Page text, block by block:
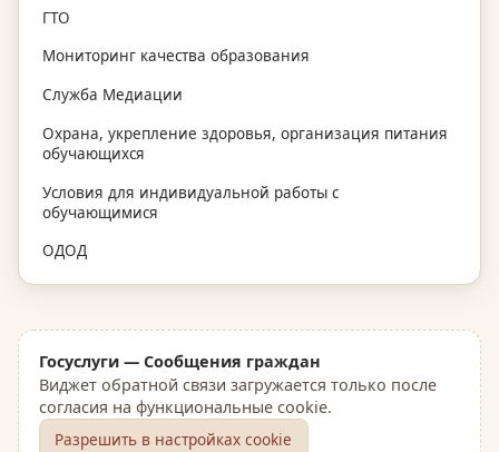
ГТО
Мониторинг качества образования
Служба Медиации
Охрана, укрепление здоровья, организация питания
обучающихся
Условия для индивидуальной работы с
обучающимися
ОДОД
Госуслуги — Сообщения граждан
Виджет обратной связи загружается только после
согласия на функциональные cookie.
Разрешить в настройках cookie